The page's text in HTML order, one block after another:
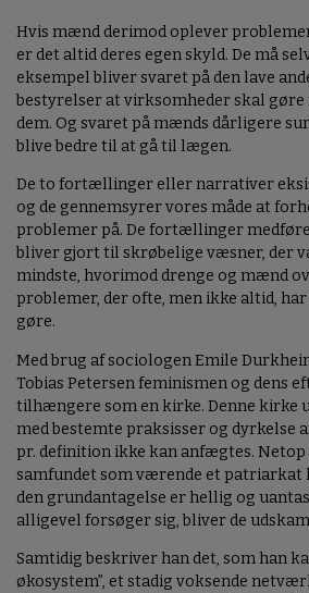
Hvis mænd derimod oplever
er det altid deres egen skyld. De må
eksempel bliver svaret på den lave
bestyrelser at virksomheder skal
dem. Og svaret på mænds dårligere
blive bedre til at gå til lægen.
De to fortællinger eller narrativer
og de gennemsyrer vores måde at
problemer på. De fortællinger
bliver gjort til skrøbelige væsner, der
mindste, hvorimod drenge og mænd
problemer, der ofte, men ikke altid,
gøre.
Med brug af sociologen Emile
Tobias Petersen feminismen og dens
tilhængere som en kirke. Denne kirke
med bestemte praksisser og dyrkelse
pr. definition ikke kan anfægtes.
samfundet som værende et patriarkat
den grundantagelse er hellig og
alligevel forsøger sig, bliver de
Samtidig beskriver han det, som han
økosystem”, et stadig voksende